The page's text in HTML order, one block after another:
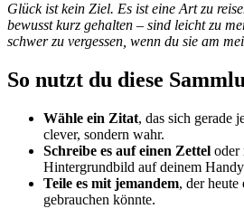
Glück ist kein Ziel. Es ist eine Art zu
bewusst kurz gehalten – sind leicht zu
schwer zu vergessen, wenn du sie am
So nutzt du diese
Wähle ein Zitat, das sich gerade
clever, sondern wahr.
Schreibe es auf einen Zettel oder
Hintergrundbild auf deinem
Teile es mit jemandem, der
gebrauchen könnte.